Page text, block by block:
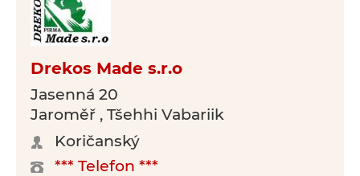
Drekos Made s.r.o
Jasenná 20
Jaroměř , Tšehhi Vabariik
Koričanský
*** Telefon ***